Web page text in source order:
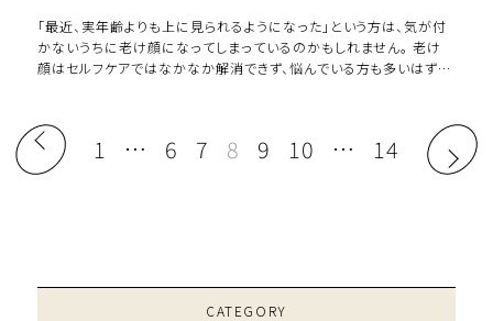
「最近、実年齢よりも上に見られるようになった」という方は、気が付
かないうちに老け顔になってしまっているのかもしれません。 老け
顔はセルフケアではなかなか解消できず、悩んでいる方も多いはず。
1 … 6 7 8 9 10 … 14
CATEGORY